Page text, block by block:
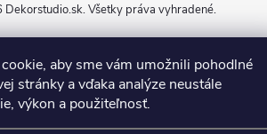
aby sme vám umožnili pohodlné
stránky a vďaka analýze neustále
výkon a použiteľnosť.
Dekorstudio.sk. Všetky práva vyhradené.